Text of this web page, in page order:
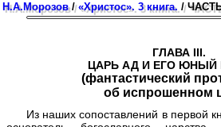
Н.А.Морозов/«Христос». 3 книга. /
ГЛАВА III.
ЦАРЬ АД И ЕГО ЮНЫЙ
(фантастический
об испрошенном
Из наших сопоставлений в первой